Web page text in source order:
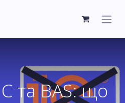
та BAS: що